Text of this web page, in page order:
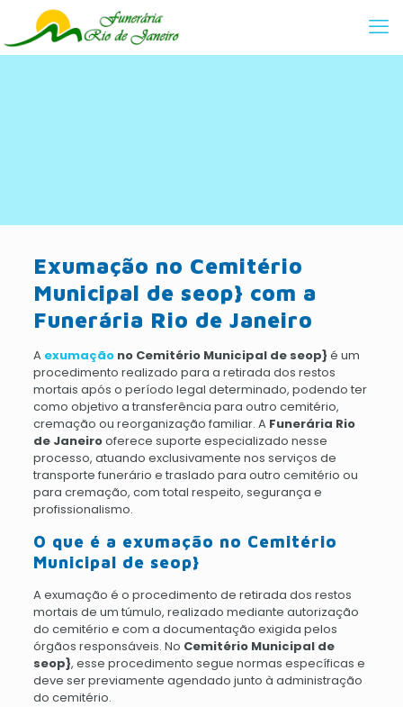
Exumação no Cemitério
Municipal de seop} com a
Funerária Rio de Janeiro
A exumaçãono Cemitério Municipal de seop} é um
procedimento realizado para a retirada dos restos
mortais após o período legal determinado, podendo ter
como objetivo a transferência para outro cemitério,
cremação ou reorganização familiar. A Funerária Rio
de Janeirooferece suporte especializado nesse
processo, atuando exclusivamente nos serviços de
transporte funerário e traslado para outro cemitério ou
para cremação, com total respeito, segurança e
profissionalismo.
O que é a exumação no Cemitério
Municipal de seop}
A exumação é o procedimento de retirada dos restos
mortais de um túmulo, realizado mediante autorização
do cemitério e com a documentação exigida pelos
órgãos responsáveis. No Cemitério Municipal de
seop}, esse procedimento segue normas específicas e
deve ser previamente agendado junto à administração
do cemitério.